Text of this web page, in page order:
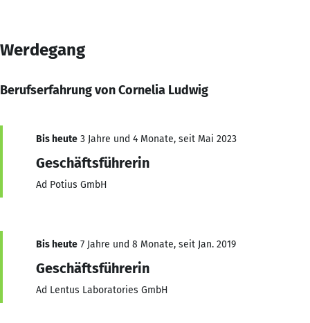
Werdegang
Berufserfahrung von Cornelia Ludwig
Bis heute 3 Jahre und 4 Monate, seit Mai 2023
Geschäftsführerin
Ad Potius GmbH
Bis heute 7 Jahre und 8 Monate, seit Jan. 2019
Geschäftsführerin
Ad Lentus Laboratories GmbH